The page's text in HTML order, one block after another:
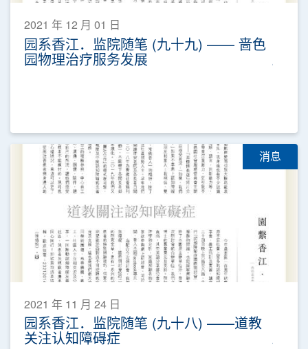
2021 年 12 月 01 日
园系香江．监院随笔 (九十九) —— 啬色
园物理治疗服务发展
消息
2021 年 11 月 24 日
园系香江．监院随笔 (九十八) ——道教
关注认知障碍症